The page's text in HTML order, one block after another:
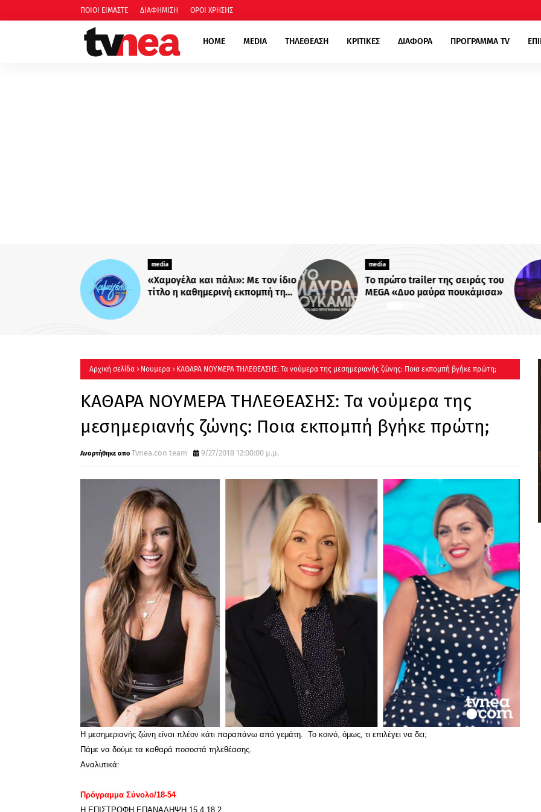
ΠΟΙΟΙ ΕΙΜΑΣΤΕ ΔΙΑΦΗΜΙΣΗ ΟΡΟΙ ΧΡΗΣΗΣ
HOME MEDIA ΤΗΛΕΘΕΑΣΗ ΚΡΙΤΙΚΕΣ ΔΙΑΦΟΡΑ ΠΡΟΓΡΑΜΜΑ TV
media
Το πρώτο trailer της σειράς του
MEGA «Δυο μαύρα πουκάμισα»
Αρχική σελίδα Νουμερα ΚΑΘΑΡΑ ΝΟΥΜΕΡΑ ΤΗΛΕΘΕΑΣΗΣ: Τα νούμερα της μεσημεριανής ζώνης: Ποια εκπομπή βγήκε πρώτη;
ΚΑΘΑΡΑ ΝΟΥΜΕΡΑ ΤΗΛΕΘΕΑΣΗΣ: Τα νούμερα της
μεσημεριανής ζώνης: Ποια εκπομπή βγήκε πρώτη;
Tvnea.con team 9/27/2018 12:00:00 μ.μ.
Η μεσημεριανής ζώνη είναι πλέον κάτι παραπάνω από γεμάτη. Το κοινό, όμως, τι επιλέγει να δει;
Πάμε να δούμε τα καθαρά ποσοστά τηλεθέασης.
Αναλυτικά:
Πρόγραμμα Σύνολο/18-54
Η ΕΠΙΣΤΡΟΦΗ ΕΠΑΝΑΛΗΨΗ 15,4 18,2